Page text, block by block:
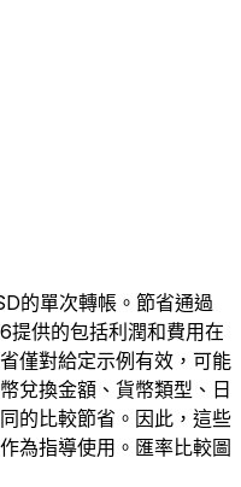
的單次轉帳。節省通過
供的包括利潤和費用在
僅對給定示例有效，可能
兌換金額、貨幣類型、日
的比較節省。因此，這些
為指導使用。匯率比較圖